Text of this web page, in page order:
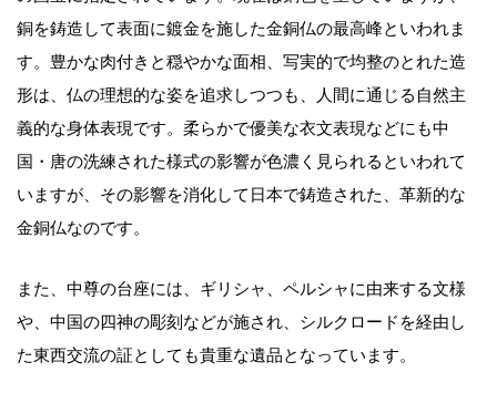
銅を鋳造して表面に鍍金を施した金銅仏の最高峰といわれま
す。豊かな肉付きと穏やかな面相、写実的で均整のとれた造
形は、仏の理想的な姿を追求しつつも、人間に通じる自然主
義的な身体表現です。柔らかで優美な衣文表現などにも中
国・唐の洗練された様式の影響が色濃く見られるといわれて
いますが、その影響を消化して日本で鋳造された、革新的な
金銅仏なのです。
また、中尊の台座には、ギリシャ、ペルシャに由来する文様
や、中国の四神の彫刻などが施され、シルクロードを経由し
た東西交流の証としても貴重な遺品となっています。